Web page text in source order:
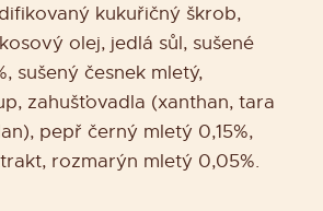
kukuřičný škrob,
olej, jedlá sůl, sušené
sušený česnek mletý,
zahušťovadla (xanthan, tara
pepř černý mletý 0,15%,
rozmarýn mletý 0,05%.